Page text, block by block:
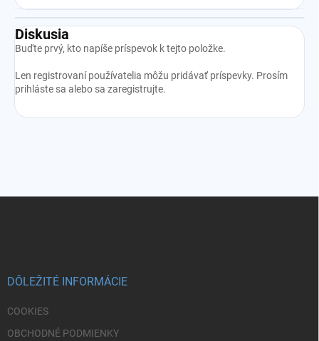
Diskusia
Buďte prvý, kto napíše príspevok k tejto položke.
Len registrovaní používatelia môžu pridávať príspevky. Prosím
prihláste sa alebo sa zaregistrujte.
DÔLEŽITÉ INFORMÁCIE
COOKIES
OBCHODNÉ PODMIENKY